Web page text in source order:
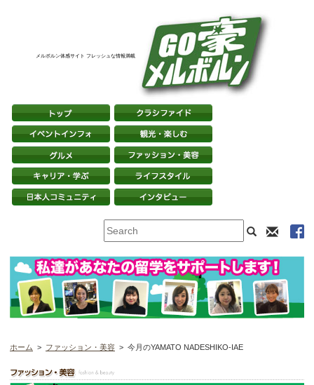
メルボルン体感サイト フレッシュな情報満載
ホーム > ファッション・美容 > 今月のYAMATO NADESHIKO-IAE